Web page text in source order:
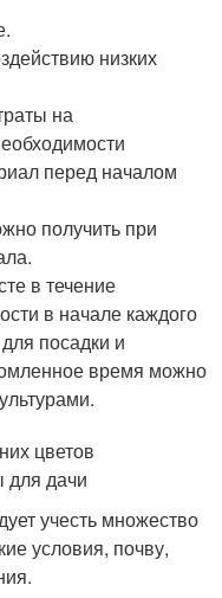
низких
на
перед началом
получить при
в течение
в начале каждого
посадки и
время можно
учесть множество
условия, почву,